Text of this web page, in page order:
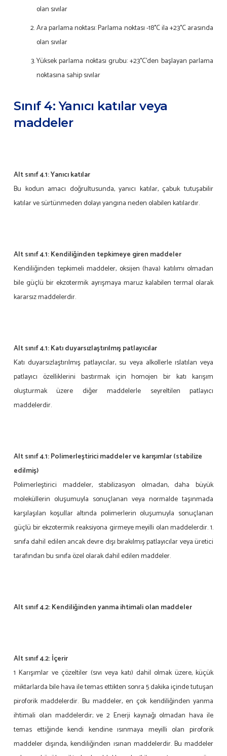
olan sıvılar
Ara parlama noktası: Parlama noktası -18°C ila +23°C arasında
olan sıvılar
Yüksek parlama noktası grubu: +23°C’den başlayan parlama
noktasına sahip sıvılar
Sınıf 4: Yanıcı katılar veya
maddeler
Alt sınıf 4.1: Yanıcı katılar
Bu kodun amacı doğrultusunda, yanıcı katılar, çabuk tutuşabilir
katılar ve sürtünmeden dolayı yangına neden olabilen katılardır.
Alt sınıf 4.1: Kendiliğinden tepkimeye giren maddeler
Kendiliğinden tepkimeli maddeler, oksijen (hava) katılımı olmadan
bile güçlü bir ekzotermik ayrışmaya maruz kalabilen termal olarak
kararsız maddelerdir.
Alt sınıf 4.1:Katı duyarsızlaştırılmış patlayıcılar
Katı duyarsızlaştırılmış patlayıcılar, su veya alkollerle ıslatılan veya
patlayıcı özelliklerini bastırmak için homojen bir katı karışım
oluşturmak üzere diğer maddelerle seyreltilen patlayıcı
maddelerdir.
Alt sınıf 4.1:Polimerleştirici maddeler ve karışımlar (stabilize
edilmiş)
Polimerleştirici maddeler, stabilizasyon olmadan, daha büyük
moleküllerin oluşumuyla sonuçlanan veya normalde taşınmada
karşılaşılan koşullar altında polimerlerin oluşumuyla sonuçlanan
güçlü bir ekzotermik reaksiyona girmeye meyilli olan maddelerdir. 1.
sınıfa dahil edilen ancak devre dışı bırakılmış patlayıcılar veya üretici
tarafından bu sınıfa özel olarak dahil edilen maddeler.
Alt sınıf 4.2: Kendiliğinden yanma ihtimali olan maddeler
Alt sınıf 4.2:İçerir
1 Karışımlar ve çözeltiler (sıvı veya katı) dahil olmak üzere, küçük
miktarlarda bile hava ile temas ettikten sonra 5 dakika içinde tutuşan
piroforik maddelerdir. Bu maddeler, en çok kendiliğinden yanma
ihtimali olan maddelerdir; ve 2 Enerji kaynağı olmadan hava ile
temas ettiğinde kendi kendine ısınmaya meyilli olan piroforik
maddeler dışında, kendiliğinden ısınan maddelerdir. Bu maddeler